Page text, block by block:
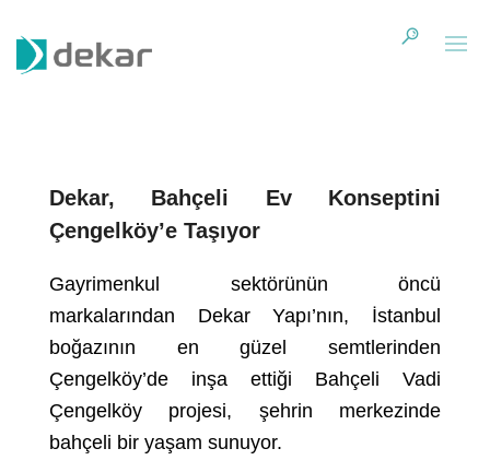
Dekar, Bahçeli Ev Konseptini
Çengelköy’e Taşıyor
Gayrimenkul sektörünün öncü
markalarından Dekar Yapı’nın, İstanbul
boğazının en güzel semtlerinden
Çengelköy’de inşa ettiği Bahçeli Vadi
Çengelköy projesi, şehrin merkezinde
bahçeli bir yaşam sunuyor.